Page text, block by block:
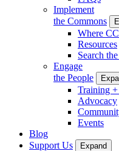
Implement
the Commons
Where
Resources
Search
Engage
the People
Training
Advocacy
Events
Blog
Support Us
Expand